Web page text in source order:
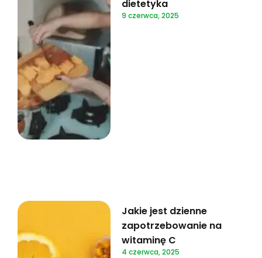
dietetyka
9 czerwca, 2025
Jakie jest dzienne
zapotrzebowanie na
witaminę C
4 czerwca, 2025